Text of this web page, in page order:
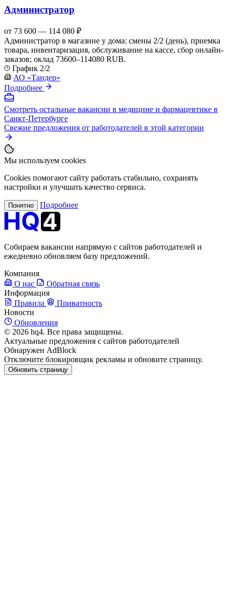
Администратор
от 73 600 — 114 080 ₽
Администратор в магазине у дома: смены 2/2 (день), приемка
товара, инвентаризация, обслуживание на кассе, сбор онлайн-
заказов; оклад 73600–114080 RUB.
График 2/2
АО «Тандер»
Подробнее
Смотреть остальные вакансии в медицине и фармацевтике в
Санкт-Петербурге
Свежие предложения от работодателей в этой категории
Мы используем cookies
Cookies помогают сайту работать стабильно, сохранять
настройки и улучшать качество сервиса.
Понятно Подробнее
Собираем вакансии напрямую с сайтов работодателей и
ежедневно обновляем базу предложений.
Компания
О нас
Обратная связь
Информация
Правила
Приватность
Новости
Обновления
© 2026 hq4. Все права защищены.
Актуальные предложения с сайтов работодателей
Обнаружен AdBlock
Отключите блокировщик рекламы и обновите страницу.
Обновить страницу